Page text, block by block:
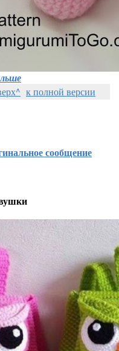
к полной версии
сообщение